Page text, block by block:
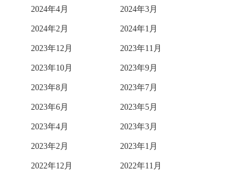
2024年4月 2024年3月
2024年2月 2024年1月
2023年12月 2023年11月
2023年10月 2023年9月
2023年8月 2023年7月
2023年6月 2023年5月
2023年4月 2023年3月
2023年2月 2023年1月
2022年12月 2022年11月